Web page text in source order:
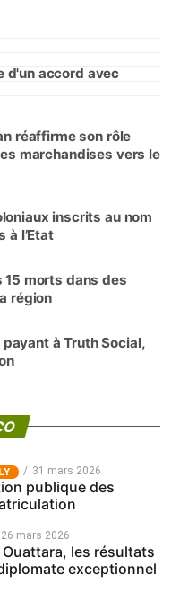
d'un accord avec
réaffirme son rôle
marchandises vers le
inscrits au nom
à l’Etat
15 morts dans des
région
à Truth Social,
31 mars 2026
publique des
26 mars 2026
Ouattara, les résultats
exceptionnel